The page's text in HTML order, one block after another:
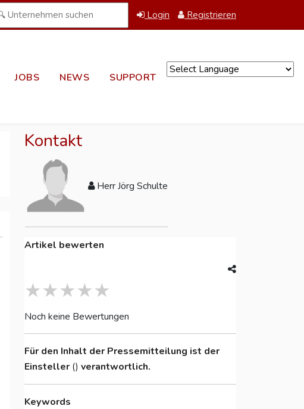
Login Registrieren
JOBS NEWS SUPPORT
Kontakt
Herr Jörg Schulte
Artikel bewerten
Noch keine Bewertungen
Für den Inhalt der Pressemitteilung ist der
Einsteller () verantwortlich.
Keywords